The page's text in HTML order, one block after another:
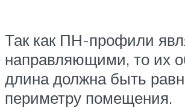
Так как ПН-профили
направляющими, то их
длина должна быть
периметру помещения.